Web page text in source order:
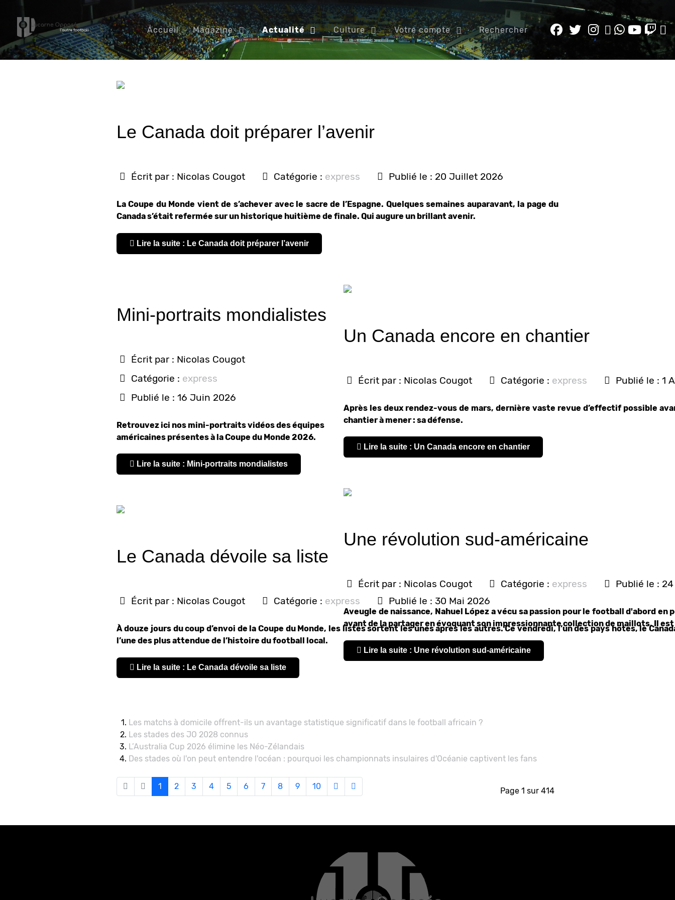
Accueil Magazine Actualité Culture Votre compte Rechercher
Le Canada doit préparer l’avenir
Écrit par : Nicolas Cougot Catégorie : express Publié le : 20 Juillet 2026
La Coupe du Monde vient de s’achever avec le sacre de l’Espagne. Quelques semaines auparavant, la page du
Canada s’était refermée sur un historique huitième de finale. Qui augure un brillant avenir.
Lire la suite : Le Canada doit préparer l’avenir
Mini-portraits mondialistes
Écrit par : Nicolas Cougot
Catégorie : express
Publié le : 16 Juin 2026
Retrouvez ici nos mini-portraits vidéos des équipes
américaines présentes à la Coupe du Monde 2026.
Lire la suite : Mini-portraits mondialistes
Le Canada dévoile sa liste
Écrit par : Nicolas Cougot Catégorie : express Publié le : 30 Mai 2026
À douze jours du coup d’envoi de la Coupe du Monde, les listes sortent les unes après les autres. Ce vendredi, l’un des pays hôtes, le
l’une des plus attendue de l’histoire du football local.
Lire la suite : Le Canada dévoile sa liste
Un Canada encore en chantier
Écrit par : Nicolas Cougot Catégorie : express Publié le : 1
Après les deux rendez-vous de mars, dernière vaste revue d’effectif possible
chantier à mener : sa défense.
Lire la suite : Un Canada encore en chantier
Une révolution sud-américaine
Écrit par : Nicolas Cougot Catégorie : express Publié le :
Aveugle de naissance, Nahuel López a vécu sa passion pour le football d'abord
avant de la partager en évoquant son impressionnante collection de maillots. Il
Lire la suite : Une révolution sud-américaine
Les matchs à domicile offrent-ils un avantage statistique significatif dans le football africain ?
Les stades des JO 2028 connus
L’Australia Cup 2026 élimine les Néo-Zélandais
Des stades où l'on peut entendre l'océan : pourquoi les championnats insulaires d'Océanie captivent les fans
Page 1 sur 414
1 2 3 4 5 6 7 8 9 10